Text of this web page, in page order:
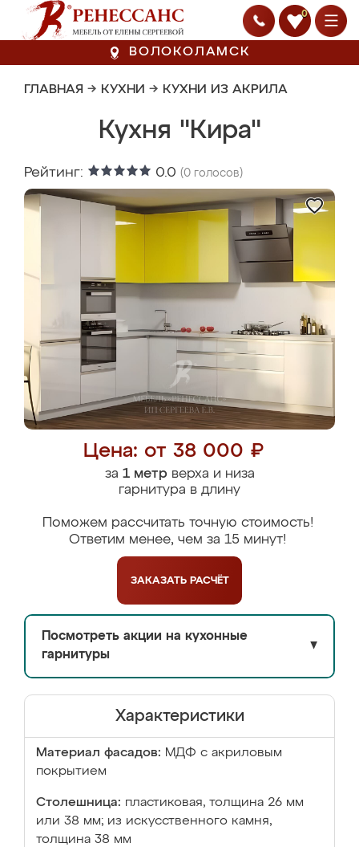
0
ВОЛОКОЛАМСК
ГЛАВНАЯ → КУХНИ → КУХНИ ИЗ АКРИЛА
Кухня "Кира"
Рейтинг: 0.0 (0 голосов)
Цена: от 38 000 ₽
за 1 метрверха и низа
гарнитура в длину
Поможем рассчитать точную стоимость!
Ответим менее, чем за 15 минут!
ЗАКАЗАТЬ РАСЧЁТ
Посмотреть акции на кухонные
гарнитуры
▼
Характеристики
Материал фасадов: МДФ с акриловым
покрытием
Столешница: пластиковая, толщина 26 мм
или 38 мм; из искусственного камня,
толщина 38 мм